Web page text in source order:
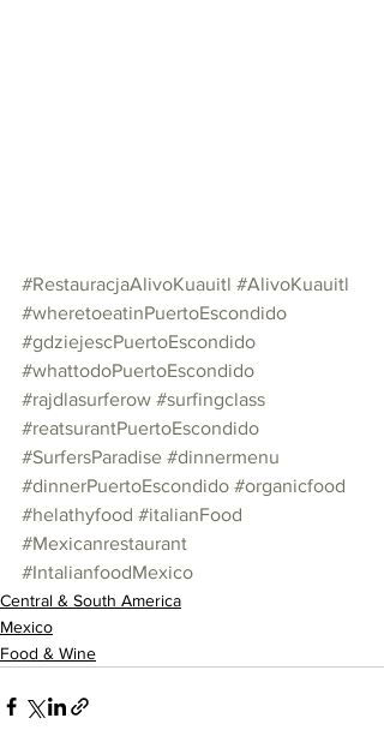
#RestauracjaAlivoKuauitl #AlivoKuauitl
#wheretoeatinPuertoEscondido
#gdziejescPuertoEscondido
#whattodoPuertoEscondido
#rajdlasurferow #surfingclass
#reatsurantPuertoEscondido
#SurfersParadise #dinnermenu
#dinnerPuertoEscondido #organicfood
#helathyfood #italianFood
#Mexicanrestaurant
#IntalianfoodMexico
Central & South America
Mexico
Food & Wine